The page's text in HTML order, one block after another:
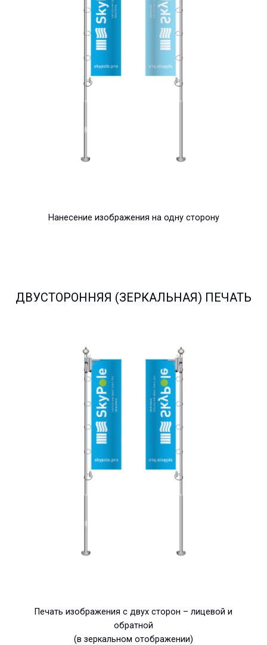
Нанесение изображения на одну сторону
ДВУСТОРОННЯЯ (ЗЕРКАЛЬНАЯ) ПЕЧАТЬ
Печать изображения с двух сторон – лицевой и
обратной
(в зеркальном отображении)